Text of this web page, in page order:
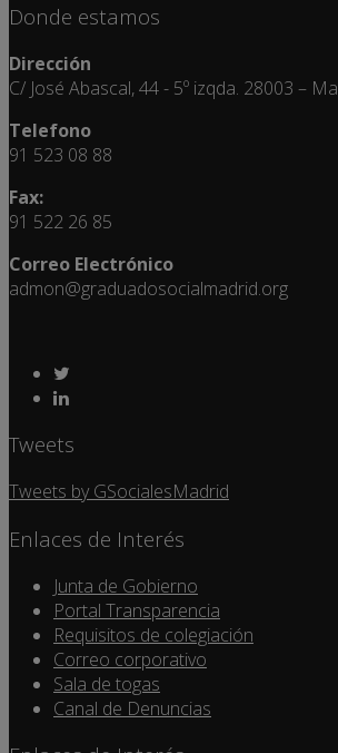
Donde estamos
Dirección
C/ José Abascal, 44 - 5º izqda. 28003 –
Telefono
91 523 08 88
Fax:
91 522 26 85
Correo Electrónico
admon@graduadosocialmadrid.org
Tweets
Tweets by GSocialesMadrid
Enlaces de Interés
Junta de Gobierno
Portal Transparencia
Requisitos de colegiación
Correo corporativo
Sala de togas
Canal de Denuncias